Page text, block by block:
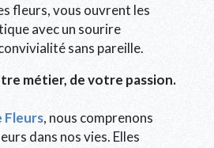
fleurs, vous ouvrent les
avec un sourire
sans pareille.
métier, de votre passion.
Fleurs, nous comprenons
dans nos vies. Elles